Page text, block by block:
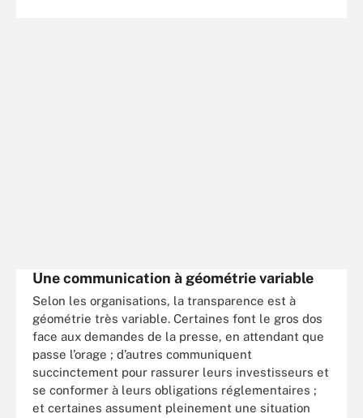
Une communication à géométrie variable
Selon les organisations, la transparence est à
géométrie très variable. Certaines font le gros dos
face aux demandes de la presse, en attendant que
passe l’orage ; d’autres communiquent
succinctement pour rassurer leurs investisseurs et
se conformer à leurs obligations réglementaires ;
et certaines assument pleinement une situation